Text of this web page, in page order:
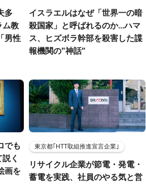
多
ム教
男性
イスラエルはなぜ「世界一の暗
殺国家」と呼ばれるのか...ハマ
ス、ヒズボラ幹部を殺害した諜
報機関の"神話"
でも
く
画を
東京都｢HTT取組推進宣言企業｣
リサイクル企業が節電・発電・
蓄電を実践、社員のやる気と営